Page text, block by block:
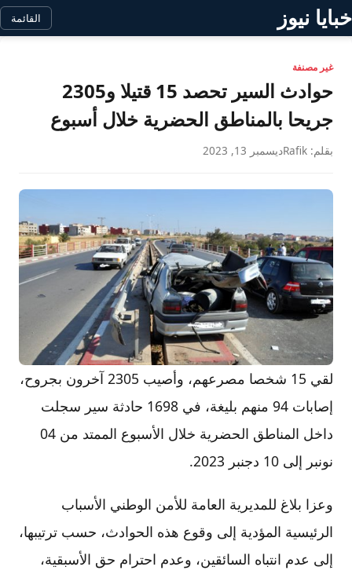
خبايا نيوز القائمة
غير مصنفة
حوادث السير تحصد 15 قتيلا و2305
جريحا بالمناطق الحضرية خلال أسبوع
بقلم: Rafik ديسمبر 13, 2023
لقي 15 شخصا مصرعهم، وأصيب 2305 آخرون بجروح،
إصابات 94 منهم بليغة، في 1698 حادثة سير سجلت
داخل المناطق الحضرية خلال الأسبوع الممتد من 04
نونبر إلى 10 دجنبر 2023.
وعزا بلاغ للمديرية العامة للأمن الوطني الأسباب
الرئيسية المؤدية إلى وقوع هذه الحوادث، حسب ترتيبها،
إلى عدم انتباه السائقين، وعدم احترام حق الأسبقية،